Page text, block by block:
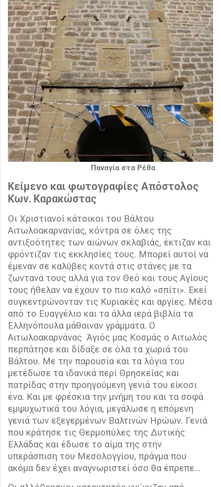
Παναγία στα Ρέθα
Κείμενο και φωτογραφίες Απόστολος
Κων. Καρακώστας
Oι Χριστιανοί κάτοικοι του Βάλτου
Αιτωλοακαρνανίας, κόντρα σε όλες της
αντιξοότητες των αιώνων σκλαβιάς, έκτιζαν και
φρόντιζαν τις εκκλησίες τους. Μπορεί αυτοί να
έμεναν σε καλύβες κοντά στις στάνες με τα
ζωντανά τους αλλά για τον Θεό και τους Αγίους
τους ήθελαν να έχουν το πιο καλό «σπίτι». Εκεί
συγκεντρώνονταν τις Κυριακές και αργίες. Μέσα
από το Ευαγγέλιο και τα άλλα ιερά βιβλία τα
Ελληνόπουλα μάθαιναν γράμματα. Ο
Αιτωλοακαρνάνας Άγιός μας Κοσμάς ο Αιτωλός
περπάτησε και δίδαξε σε όλα τα χωριά του
Βάλτου. Με την παρουσία και τα λόγια του
μετέδωσε τα ιδανικά περί Θρησκείας και
πατρίδας στην προηγούμενη γενιά του είκοσι
ένα. Και με φρέσκια την μνήμη του και τα σοφά
εμψυχωτικά του λόγια, μεγάλωσε η επόμενη
γενιά των εξεγερμένων Βαλτινών Ηρώων. Γενιά
που κράτησε τις Θερμοπύλες της Δυτικής
Ελλάδας και έδωσε το αίμα της στην
υπεράσπιση του Μεσολογγίου, πράγμα που
ακόμα δεν έχει αναγνωριστεί όσο θα έπρεπε…